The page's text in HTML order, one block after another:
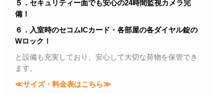
５．セキュリティー面でも安心の24時間監視カメラ完
備！
６．入室時のセコムICカード・各部屋の各ダイヤル錠の
Wロック！
と設備も充実しており、安心して大切な荷物を保管でき
ます。
≪サイズ・料金表はこちら≫